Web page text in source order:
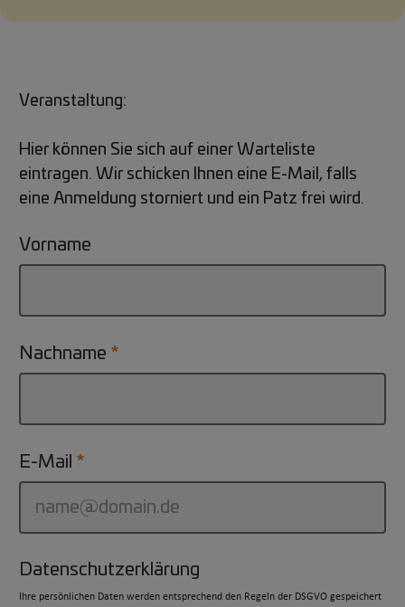
Veranstaltung:
Hier können Sie sich auf einer Warteliste
eintragen. Wir schicken Ihnen eine E-Mail, falls
eine Anmeldung storniert und ein Patz frei wird.
Vorname
Nachname
E-Mail
Datenschutzerklärung
Ihre persönlichen Daten werden entsprechend den Regeln der DSGVO gespeichert